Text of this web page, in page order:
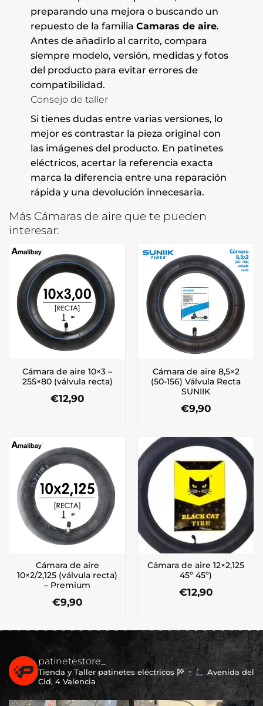
preparando una mejora o buscando un
repuesto de la familia Camaras de aire.
Antes de añadirlo al carrito, compara
siempre modelo, versión, medidas y fotos
del producto para evitar errores de
compatibilidad.
Consejo de taller
Si tienes dudas entre varias versiones, lo
mejor es contrastar la pieza original con
las imágenes del producto. En patinetes
eléctricos, acertar la referencia exacta
marca la diferencia entre una reparación
rápida y una devolución innecesaria.
Más Cámaras de aire que te pueden
interesar:
Cámara de aire 10×3 –
255×80 (válvula recta)
€12,90
Cámara de aire 8,5×2
(50-156) Válvula Recta
SUNIIK
€9,90
Cámara de aire
10×2/2,125 (válvula recta)
– Premium
€9,90
Cámara de aire 12×2,125
45º 45º)
€12,90
patinetestore_
Tienda y Taller patinetes eléctricos
Avenida del
Cid, 4 Valencia